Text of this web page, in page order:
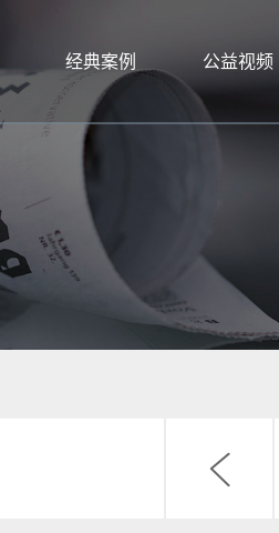
经典案例 公益视频